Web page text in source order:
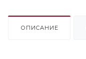
ОПИСАНИЕ